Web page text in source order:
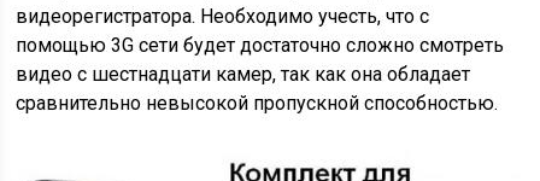
видеорегистратора. Необходимо учесть, что с
помощью 3G сети будет достаточно сложно смотреть
видео с шестнадцати камер, так как она обладает
сравнительно невысокой пропускной способностью.